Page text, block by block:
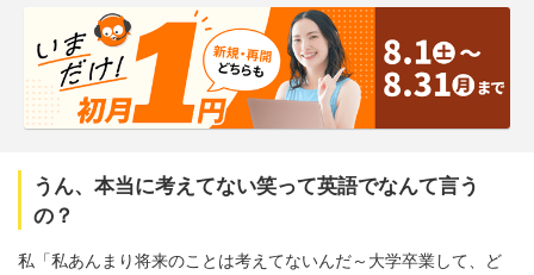
うん、本当に考えてない笑って英語でなんて言う
の？
私「私あんまり将来のことは考えてないんだ～大学卒業して、ど